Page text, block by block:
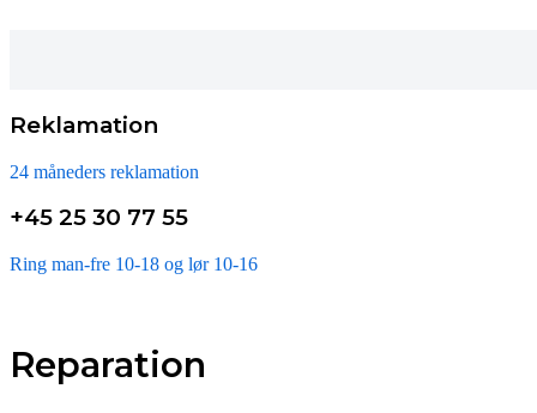
Reklamation
24 måneders reklamation
+45 25 30 77 55
Ring man-fre 10-18 og lør 10-16
Reparation